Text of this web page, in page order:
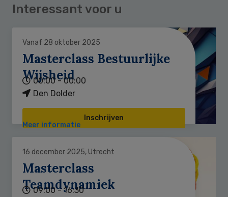
Interessant voor u
Vanaf 28 oktober 2025
Masterclass Bestuurlijke
Wijsheid
00:00 - 00:00
Den Dolder
Inschrijven
Meer informatie
16 december 2025, Utrecht
Masterclass
Teamdynamiek
09:00 - 16:30